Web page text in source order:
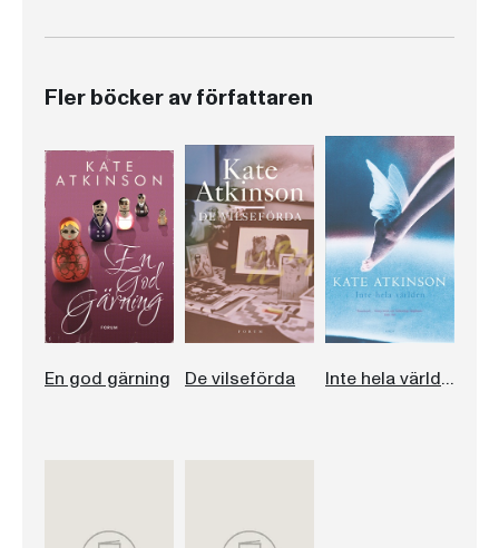
Fler böcker av författaren
En god gärning De vilseförda Inte hela världen